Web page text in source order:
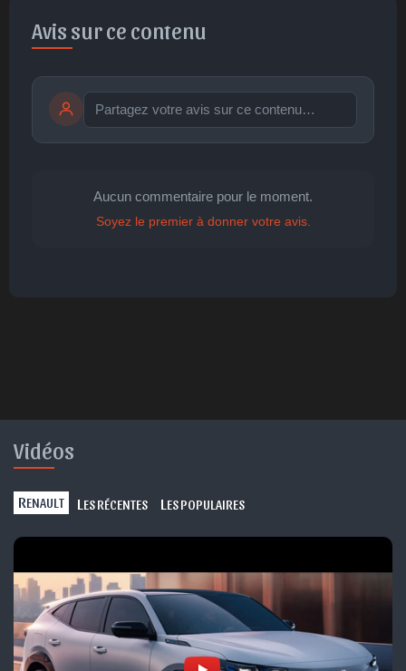
Avis sur ce contenu
publication immédiate Publier
Aucun commentaire pour le moment.
Soyez le premier à donner votre avis.
Vidéos
RENAULT L ES RÉCENTES L ES POPULAIRES